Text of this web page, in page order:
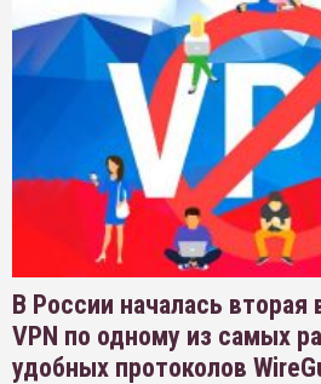
В России началась вторая
VPN по одному из самых
удобных протоколов